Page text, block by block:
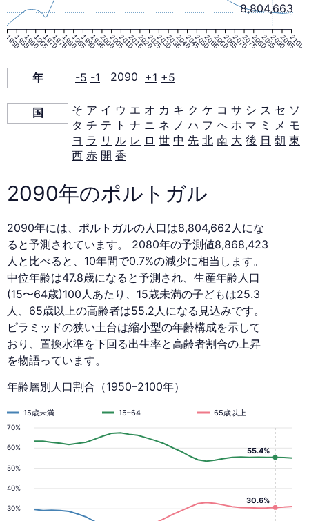
ミ
ッ
ド
2090
1950195519601965197019751980198519901995200020052010201520202025203020352040204520502055206020652070207520802085209020952100
8,804,663
年 -5 -1 2090 +1 +5
国 そ ア イ ウ エ オ カ キ ク ケ コ サ シ ス セ ソ
タ チ テ ト ナ ニ ネ ノ ハ フ ヘ ホ マ ミ メ モ
ヨ ラ リ ル レ ロ 世 中 先 北 南 大 後 日 朝 東
西 赤 開 香
2090年のポルトガル
2090年には、ポルトガルの人口は8,804,662人にな
ると予測されています。 2080年の予測値8,868,423
人と比べると、10年間で0.7%の減少に相当します。
中位年齢は47.8歳になると予測され、生産年齢人口
(15〜64歳)100人あたり、15歳未満の子どもは25.3
人、65歳以上の高齢者は55.2人になる見込みです。
ピラミッドの狭い土台は縮小型の年齢構成を示して
おり、置換水準を下回る出生率と高齢者割合の上昇
を物語っています。
年齢層別人口割合（1950–2100年）
30%
40%
50%
60%
70%
15歳未満 15–64 65歳以上
30.6%
55.4%